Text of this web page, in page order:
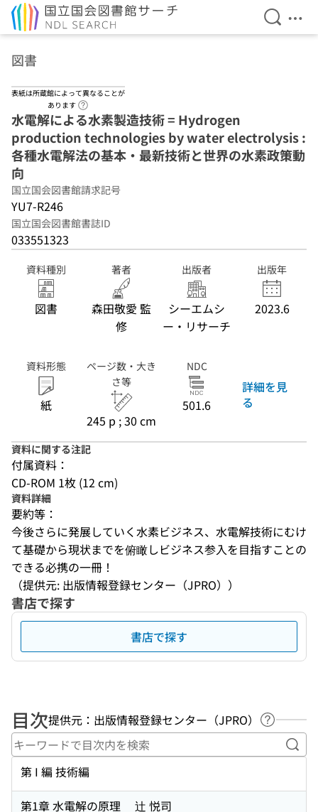
検索を
メ
図書
表紙は所蔵館によって異なることが
あります
水電解による水素製造技術 = Hydrogen
production technologies by water electrolysis :
各種水電解法の基本・最新技術と世界の水素政策動
向
国立国会図書館請求記号
YU7-R246
国立国会図書館書誌ID
033551323
資料種別
図書
著者
森田敬愛 監
修
出版者
シーエムシ
ー・リサーチ
出版年
2023.6
資料形態
紙
ページ数・大き
さ等
245 p ; 30 cm
NDC
501.6
詳細を見
る
資料に関する注記
付属資料：
CD-ROM 1枚 (12 cm)
資料詳細
要約等：
今後さらに発展していく水素ビジネス、水電解技術にむけ
て基礎から現状までを俯瞰しビジネス参入を目指すことの
できる必携の一冊！
（提供元: 出版情報登録センター（JPRO））
書店で探す
書店で探す
目次提供元：出版情報登録センター（JPRO）
ヘルプペ
キ
第 I 編 技術編
第1章 水電解の原理 辻 悦司